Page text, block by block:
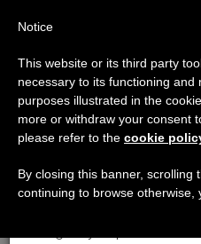
Aviso
Del 27 de julio al 7 de
anual, aprovechando que
se generan menos
Notice
This website or its third party
necessary to its functioning and
purposes illustrated in the
more or withdraw your consent
please refer to the cookie
By closing this banner, scrolling
continuing to browse otherwise,